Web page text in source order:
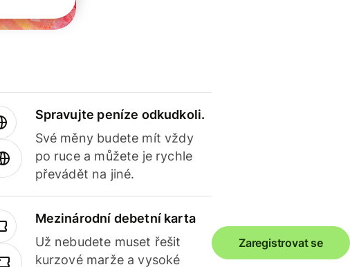
Spravujte peníze odkudkoli.
Své měny budete mít vždy
po ruce a můžete je rychle
převádět na jiné.
Mezinárodní debetní karta
Už nebudete muset řešit
kurzové marže a vysoké
Zaregistrovat se